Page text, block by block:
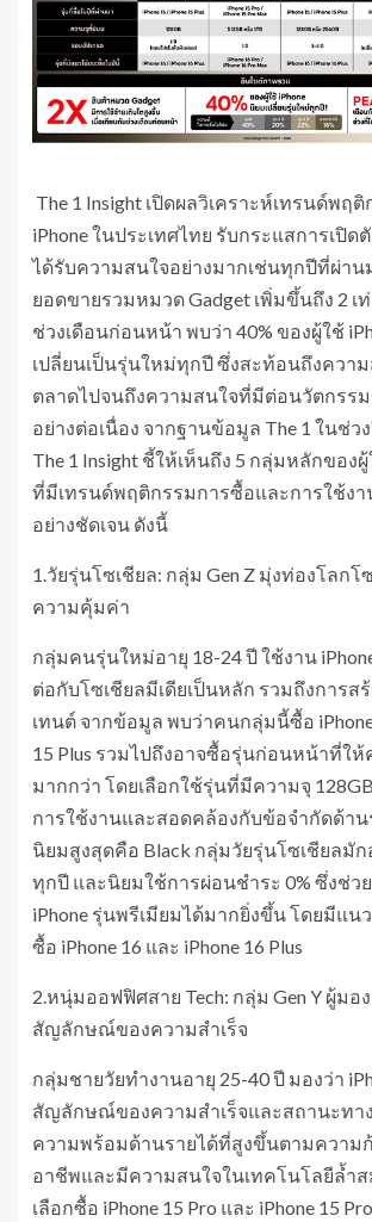
The 1 Insight เปิดผลวิเคราะห์เทรนด์พฤ
iPhone ในประเทศไทย รับกระแสการเปิดตั
ได้รับความสนใจอย่างมากเช่นทุกปีที่ผ่า
ยอดขายรวมหมวด Gadget เพิ่มขึ้นถึง 2 เ
ช่วงเดือนก่อนหน้า พบว่า 40% ของผู้ใช้
เปลี่ยนเป็นรุ่นใหม่ทุกปี ซึ่งสะท้อนถึงความ
ตลาดไปจนถึงความสนใจที่มีต่อนวัตกรร
อย่างต่อเนื่อง จากฐานข้อมูล The 1 ในช่ว
The 1 Insight ชี้ให้เห็นถึง 5 กลุ่มหลักของผู้
ที่มีเทรนด์พฤติกรรมการซื้อและการใช้ง
อย่างชัดเจน ดังนี้
1.วัยรุ่นโซเชียล: กลุ่ม Gen Z มุ่งท่องโลกโ
ความคุ้มค่า
กลุ่มคนรุ่นใหม่อายุ 18-24 ปี ใช้งาน
ต่อกับโซเชียลมีเดียเป็นหลัก รวมถึงการส
เทนต์ จากข้อมูล พบว่าคนกลุ่มนี้ซื้อ iPhone
15 Plus รวมไปถึงอาจซื้อรุ่นก่อนหน้าที่ใ
มากกว่า โดยเลือกใช้รุ่นที่มีความจุ
การใช้งานและสอดคล้องกับข้อจำกัดด้าน
นิยมสูงสุดคือ Black กลุ่มวัยรุ่นโซเชียลมัก
ทุกปี และนิยมใช้การผ่อนชำระ 0% ซึ่งช่ว
iPhone รุ่นพรีเมียมได้มากยิ่งขึ้น โดยมีแน
ซื้อ iPhone 16 และ iPhone 16 Plus
2.หนุ่มออฟฟิศสาย Tech: กลุ่ม Gen Y ผู้มอง
สัญลักษณ์ของความสำเร็จ
กลุ่มชายวัยทำงานอายุ 25-40 ปี มองว่า
สัญลักษณ์ของความสำเร็จและสถานะทา
ความพร้อมด้านรายได้ที่สูงขึ้นตามความ
อาชีพและมีความสนใจในเทคโนโลยีล้ำส
เลือกซื้อ iPhone 15 Pro และ iPhone 15